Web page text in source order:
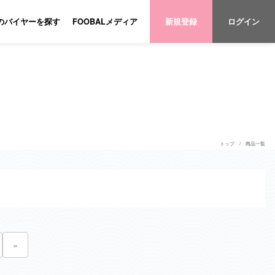
バイヤーを探す FOOBALメディア 新規登録 ログイン
トップ 商品一覧
»